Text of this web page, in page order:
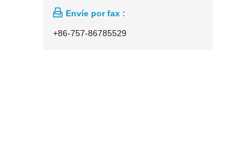
 Envíe por fax :
+86-757-86785529